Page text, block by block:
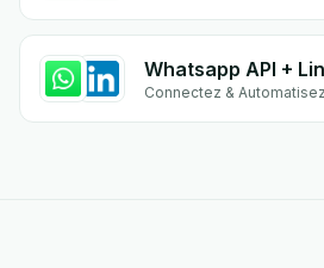
Whatsapp API +
Connectez & Automatisez